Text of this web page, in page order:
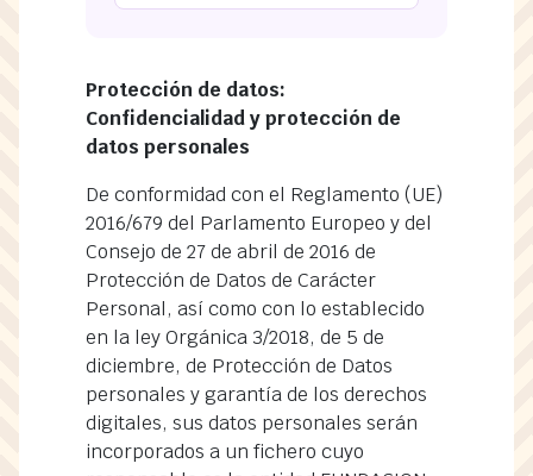
Protección de datos:
Confidencialidad y protección de
datos personales
De conformidad con el Reglamento (UE)
2016/679 del Parlamento Europeo y del
Consejo de 27 de abril de 2016 de
Protección de Datos de Carácter
Personal, así como con lo establecido
en la ley Orgánica 3/2018, de 5 de
diciembre, de Protección de Datos
personales y garantía de los derechos
digitales, sus datos personales serán
incorporados a un fichero cuyo